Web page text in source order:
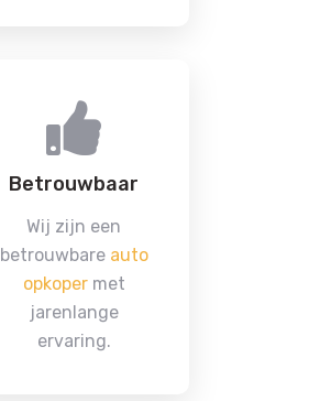
Betrouwbaar
Wij zijn een
betrouwbare auto
opkopermet
jarenlange
ervaring.